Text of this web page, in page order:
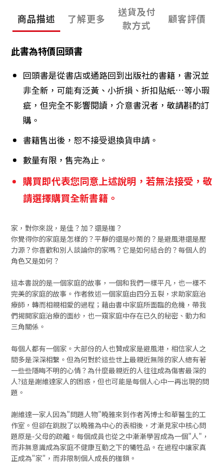
商品描述 了解更多
送貨及付
款方式
顧客評價
此書為特價回頭書
回頭書是從書店或通路回到出版社的書籍，書況並
非全新，可能有泛黃、小折損、折扣貼紙…等小瑕
疵，但完全不影響閱讀，介意書況者，敬請斟酌訂
購。
書籍售出後，恕不接受退換貨申請。
數量有限，售完為止。
購買即代表您同意上述說明，若無法接受，敬
請選擇購買全新書籍。
家，對你來說，是佳？加？還是枷？
你覺得你的家庭是怎樣的？平靜的還是吵鬧的？是避風港還是壓
力源？你喜歡和別人談論你的家嗎？它是如何結合的？每個人的
角色又是如何？
這本書說的是一個家庭的故事，一個和我們一樣平凡，也一樣不
完美的家庭的故事。作者敘述一個家庭由四分五裂，求助家庭治
療師，轉而相親相愛的過程；藉由書中家庭所面臨的危機，帶我
們揭開家庭治療的面紗，也一窺家庭中存在已久的秘密、動力和
三角關係。
每個人都有一個家。大部份的人也贊成家是避風港，相信家人之
間多是深深相繫。但為何對於這些世上最親近無隙的家人總有著
一些些隱晦不明的心情？為什麼最親近的人往往成為傷害最深的
人?這是謝維達家人的困惑，但也可能是每個人心中一再出現的問
題。
謝維達一家人因為"問題人物"曉雅來到作者芮博士和華醫生的工
作室。但卻在跳脫了以曉雅為中心的表相後，才漸見家中核心問
題原是-父母的疏離。每個成員也從之中漸漸學習成為一個"人"，
而非無意識成為家庭不健康互動之下的犧牲品。在過程中讓家真
正成為"家"，而非限制個人成長的枷鎖。